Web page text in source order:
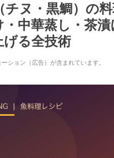
チヌ・黒鯛）の
・中華蒸し・茶
げる全技術
ション（広告）が含まれています。